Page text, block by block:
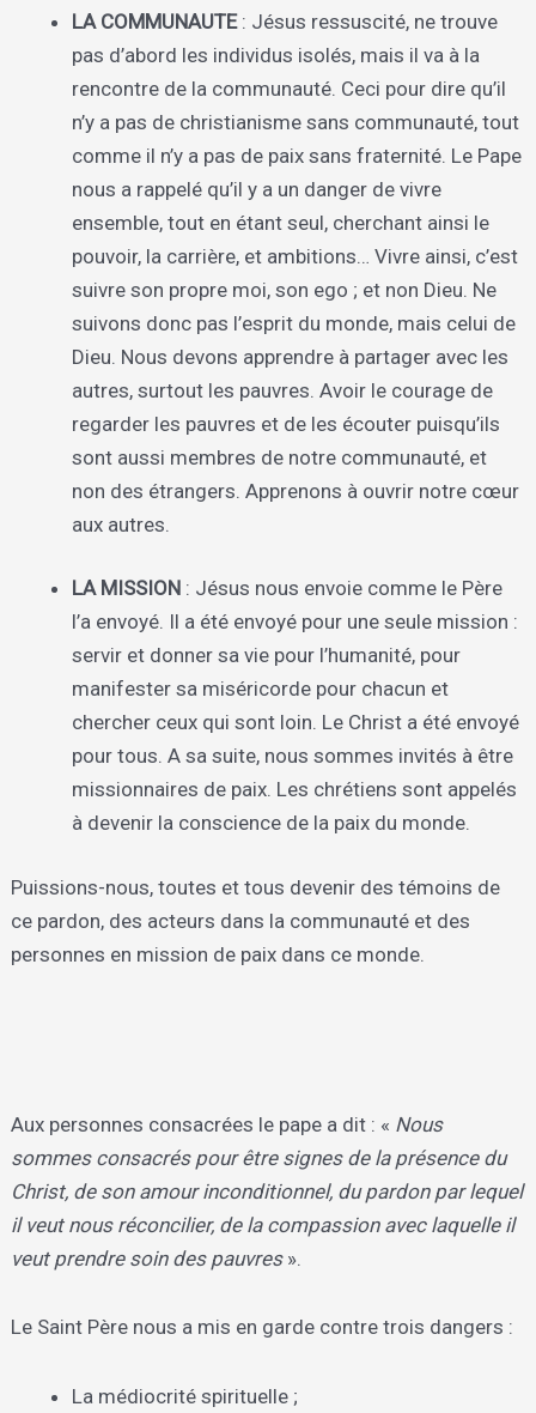
LA COMMUNAUTE : Jésus ressuscité, ne trouve
pas d’abord les individus isolés, mais il va à la
rencontre de la communauté. Ceci pour dire qu’il
n’y a pas de christianisme sans communauté, tout
comme il n’y a pas de paix sans fraternité. Le Pape
nous a rappelé qu’il y a un danger de vivre
ensemble, tout en étant seul, cherchant ainsi le
pouvoir, la carrière, et ambitions… Vivre ainsi, c’est
suivre son propre moi, son ego ; et non Dieu. Ne
suivons donc pas l’esprit du monde, mais celui de
Dieu. Nous devons apprendre à partager avec les
autres, surtout les pauvres. Avoir le courage de
regarder les pauvres et de les écouter puisqu’ils
sont aussi membres de notre communauté, et
non des étrangers. Apprenons à ouvrir notre cœur
aux autres.
LA MISSION : Jésus nous envoie comme le Père
l’a envoyé. Il a été envoyé pour une seule mission :
servir et donner sa vie pour l’humanité, pour
manifester sa miséricorde pour chacun et
chercher ceux qui sont loin. Le Christ a été envoyé
pour tous. A sa suite, nous sommes invités à être
missionnaires de paix. Les chrétiens sont appelés
à devenir la conscience de la paix du monde.
Puissions-nous, toutes et tous devenir des témoins de
ce pardon, des acteurs dans la communauté et des
personnes en mission de paix dans ce monde.
Aux personnes consacrées le pape a dit : « Nous
sommes consacrés pour être signes de la présence du
Christ, de son amour inconditionnel, du pardon par lequel
il veut nous réconcilier, de la compassion avec laquelle il
veut prendre soin des pauvres».
Le Saint Père nous a mis en garde contre trois dangers :
La médiocrité spirituelle ;